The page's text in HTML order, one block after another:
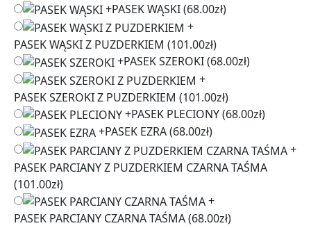
+PASEK WĄSKI(68.00zł)
+
PASEK WĄSKI Z PUZDERKIEM (101.00zł)
+PASEK SZEROKI(68.00zł)
+
PASEK SZEROKI Z PUZDERKIEM (101.00zł)
+PASEK PLECIONY(68.00zł)
+PASEK EZRA(68.00zł)
+
PASEK PARCIANY Z PUZDERKIEM CZARNA TAŚMA
(101.00zł)
+
PASEK PARCIANY CZARNA TAŚMA(68.00zł)